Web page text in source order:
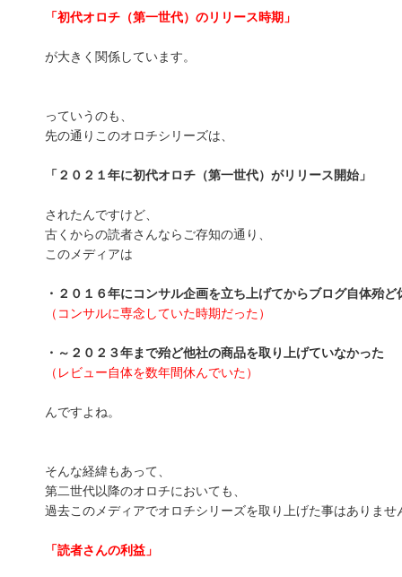
「初代オロチ（第一世代）のリリース時期」
が大きく関係しています。
っていうのも、
先の通りこのオロチシリーズは、
「２０２１年に初代オロチ（第一世代）がリリース開始」
されたんですけど、
古くからの読者さんならご存知の通り、
このメディアは
・２０１６年にコンサル企画を立ち上げてからブログ自体殆ど
（コンサルに専念していた時期だった）
・～２０２３年まで殆ど他社の商品を取り上げていなかった
（レビュー自体を数年間休んでいた）
んですよね。
そんな経緯もあって、
第二世代以降のオロチにおいても、
過去このメディアでオロチシリーズを取り上げた事はありませ
「読者さんの利益」